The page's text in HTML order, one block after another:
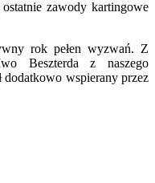
zawody kartingowe
rok pełen wyzwań. Z
Beszterda z naszego
wspierany przez